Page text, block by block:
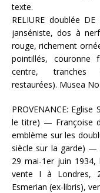
texte.
RELIURE doublée
janséniste, dos à
rouge, richement
pointillés, couronne
centre,
restaurées). Musea
PROVENANCE:
le titre) — Françoise
emblème sur les
siècle sur la garde) —
29 mai-1er juin
vente I à Londres,
Esmerian (ex-libris),